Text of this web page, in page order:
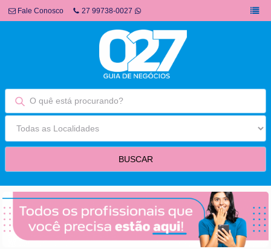
Fale Conosco 27 99738-0027